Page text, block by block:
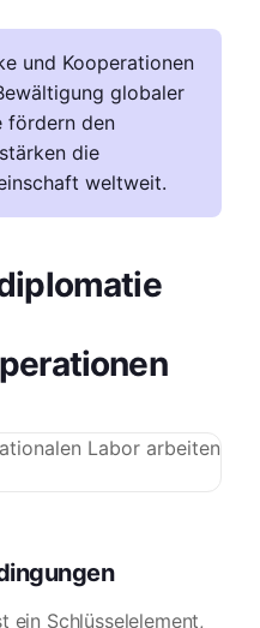
und Kooperationen
globaler
fördern den
die
weltweit.
ein Schlüsselelement,